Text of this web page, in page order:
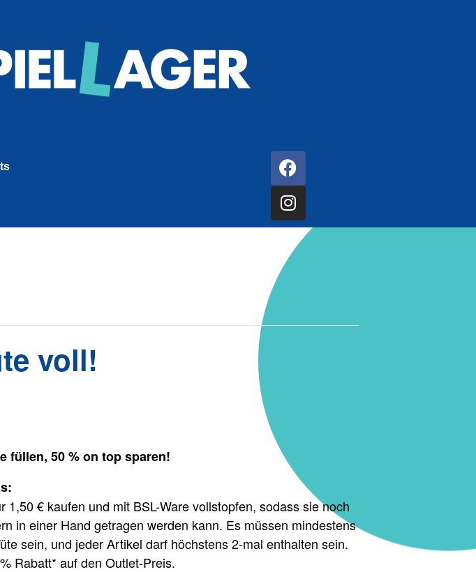
voll!
füllen, 50 % on top sparen!
1,50 € kaufen und mit BSL-Ware vollstopfen, sodass sie noch
in einer Hand getragen werden kann. Es müssen mindestens
sein, und jeder Artikel darf höchstens 2-mal enthalten sein.
Rabatt* auf den Outlet-Preis.